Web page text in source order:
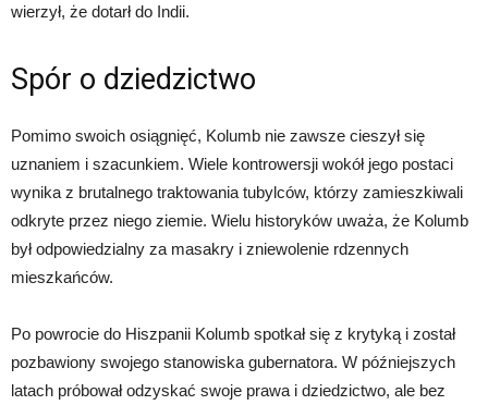
wierzył, że dotarł do Indii.
Spór o dziedzictwo
Pomimo swoich osiągnięć, Kolumb nie zawsze cieszył się
uznaniem i szacunkiem. Wiele kontrowersji wokół jego postaci
wynika z brutalnego traktowania tubylców, którzy zamieszkiwali
odkryte przez niego ziemie. Wielu historyków uważa, że Kolumb
był odpowiedzialny za masakry i zniewolenie rdzennych
mieszkańców.
Po powrocie do Hiszpanii Kolumb spotkał się z krytyką i został
pozbawiony swojego stanowiska gubernatora. W późniejszych
latach próbował odzyskać swoje prawa i dziedzictwo, ale bez